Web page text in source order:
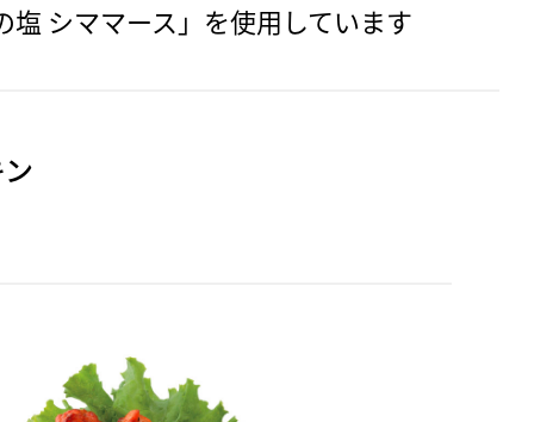
塩 シママース」を使用しています